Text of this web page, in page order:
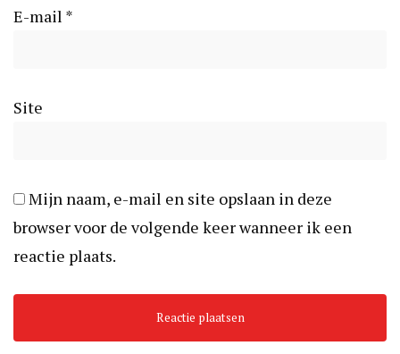
E-mail *
Site
Mijn naam, e-mail en site opslaan in deze
browser voor de volgende keer wanneer ik een
reactie plaats.